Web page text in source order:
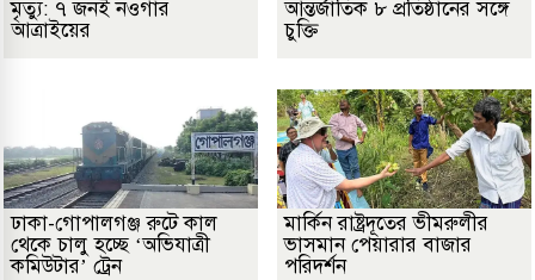
মৃত্যু: ৭ জনই নওগাঁর
আত্রাইয়ের
আন্তর্জাতিক ৮ প্রতিষ্ঠানের সঙ্গে
চুক্তি
ঢাকা-গোপালগঞ্জ রুটে কাল
থেকে চালু হচ্ছে ‘অভিযাত্রী
কমিউটার’ ট্রেন
মার্কিন রাষ্ট্রদূতের ভীমরুলীর
ভাসমান পেয়ারার বাজার
পরিদর্শন